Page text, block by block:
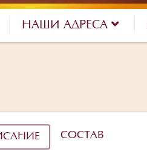
НАШИ АДРЕСА
СОСТАВ